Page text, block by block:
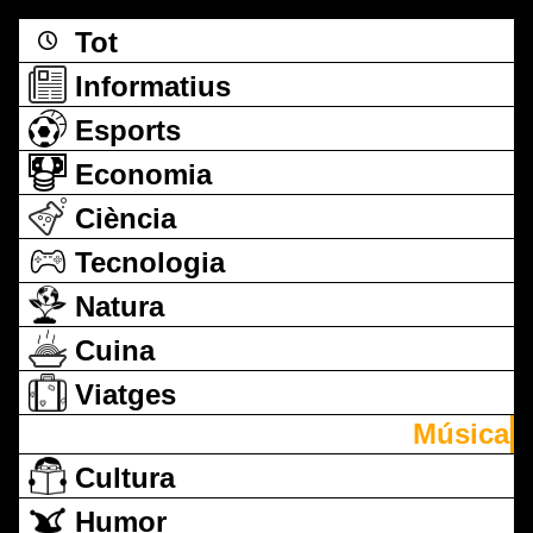
Tot
Informatius
Esports
Economia
Ciència
Tecnologia
Natura
Cuina
Viatges
Música
Cultura
Humor